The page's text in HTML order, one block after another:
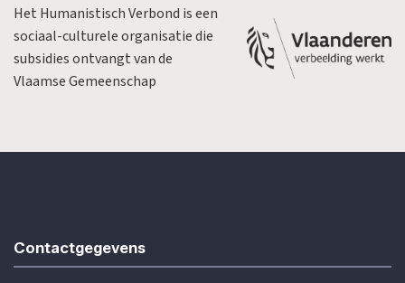
Het Humanistisch Verbond is een
sociaal-culturele organisatie die
subsidies ontvangt van de
Vlaamse Gemeenschap
Contactgegevens